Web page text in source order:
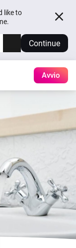
like to
Continue
Avvio